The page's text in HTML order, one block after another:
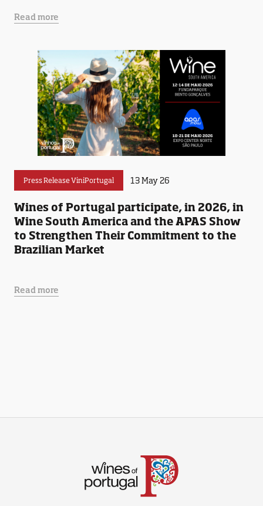
Read more
Press Release ViniPortugal 13 May 26
Wines of Portugal participate, in 2026, in
Wine South America and the APAS Show
to Strengthen Their Commitment to the
Brazilian Market
Read more